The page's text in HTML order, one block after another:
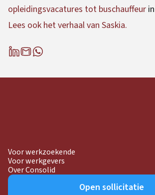
opleidingsvacatures tot buschauffeur
Lees ook het verhaal van Saskia.
Voor werkzoekende
Voor werkgevers
Over Consolid
Open sollicitatie